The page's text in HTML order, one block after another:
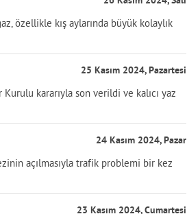
özellikle kış aylarında büyük kolaylık
25 Kasım 2024, Pazartesi
Kurulu kararıyla son verildi ve kalıcı yaz
24 Kasım 2024, Pazar
açılmasıyla trafik problemi bir kez
23 Kasım 2024, Cumartesi